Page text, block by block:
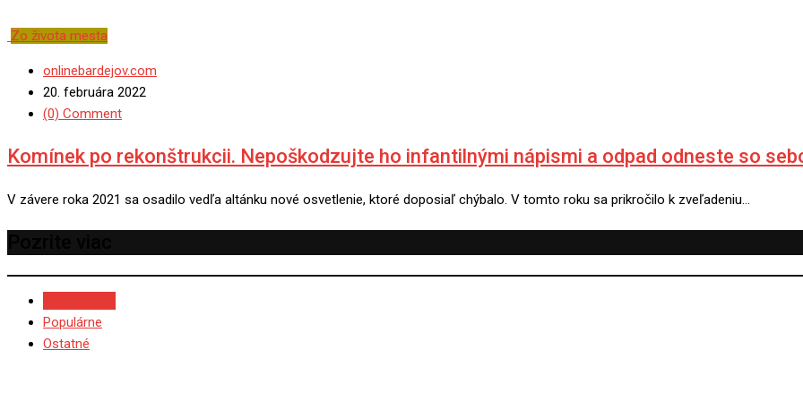
Zo života mesta
onlinebardejov.com
20. februára 2022
(0) Comment
Komínek po rekonštrukcii. Nepoškodzujte ho infantilnými nápismi a odpad odneste so
V závere roka 2021 sa osadilo vedľa altánku nové osvetlenie, ktoré doposiaľ chýbalo. V tomto roku sa prikročilo k zveľadeniu…
Populárne
Ostatné